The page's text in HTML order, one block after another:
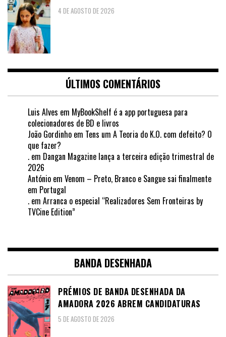
4 DE AGOSTO DE 2026
ÚLTIMOS COMENTÁRIOS
Luis Alves em MyBookShelf é a app portuguesa para
colecionadores de BD e livros
João Gordinho em Tens um A Teoria do K.O. com defeito? O
que fazer?
. em Dangan Magazine lança a terceira edição trimestral de
2026
António em Venom – Preto, Branco e Sangue sai finalmente
em Portugal
. em Arranca o especial “Realizadores Sem Fronteiras by
TVCine Edition”
BANDA DESENHADA
PRÉMIOS DE BANDA DESENHADA DA
AMADORA 2026 ABREM CANDIDATURAS
5 DE AGOSTO DE 2026